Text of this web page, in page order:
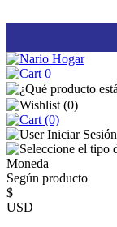
0
(0)
(0)
Iniciar Sesión
Moneda
Según producto
$
USD